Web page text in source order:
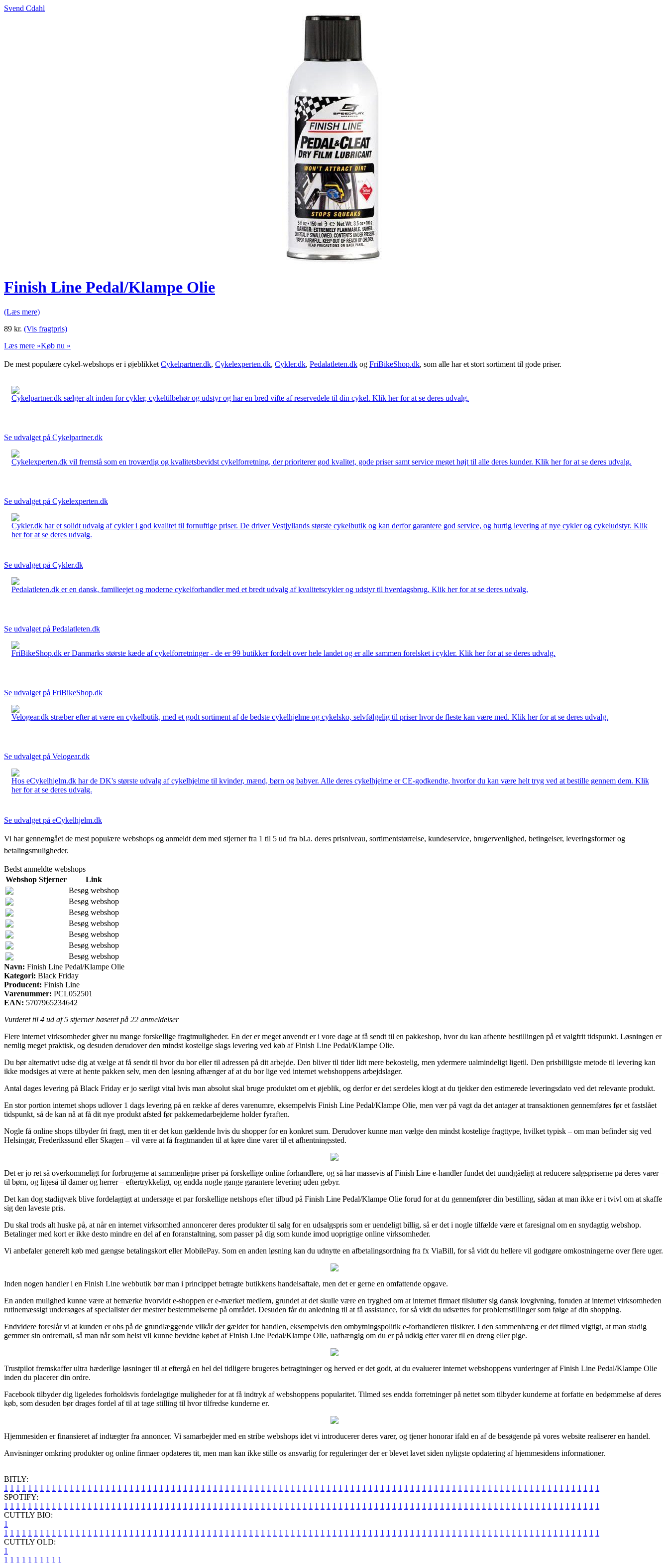
Svend Cdahl
Finish Line Pedal/Klampe Olie
(Læs mere)
89 kr. (Vis fragtpris)
Læs mere »Køb nu »
De mest populære cykel-webshops er i øjeblikket Cykelpartner.dk, Cykelexperten.dk, Cykler.dk, Pedalatleten.dk og FriBikeShop.dk, som alle har et stort sortiment til gode priser.
Cykelpartner.dk sælger alt inden for cykler, cykeltilbehør og udstyr og har en bred vifte af reservedele til din cykel. Klik her for at se deres udvalg.
Se udvalget på Cykelpartner.dk
Cykelexperten.dk vil fremstå som en troværdig og kvalitetsbevidst cykelforretning, der prioriterer god kvalitet, gode priser samt service meget højt til alle deres kunder. Klik her for at se deres udvalg.
Se udvalget på Cykelexperten.dk
Cykler.dk har et solidt udvalg af cykler i god kvalitet til fornuftige priser. De driver Vestjyllands største cykelbutik og kan derfor garantere god service, og hurtig levering af nye cykler og cykeludstyr. Klik
her for at se deres udvalg.
Se udvalget på Cykler.dk
Pedalatleten.dk er en dansk, familieejet og moderne cykelforhandler med et bredt udvalg af kvalitetscykler og udstyr til hverdagsbrug. Klik her for at se deres udvalg.
Se udvalget på Pedalatleten.dk
FriBikeShop.dk er Danmarks største kæde af cykelforretninger - de er 99 butikker fordelt over hele landet og er alle sammen forelsket i cykler. Klik her for at se deres udvalg.
Se udvalget på FriBikeShop.dk
Velogear.dk stræber efter at være en cykelbutik, med et godt sortiment af de bedste cykelhjelme og cykelsko, selvfølgelig til priser hvor de fleste kan være med. Klik her for at se deres udvalg.
Se udvalget på Velogear.dk
Hos eCykelhjelm.dk har de DK's største udvalg af cykelhjelme til kvinder, mænd, børn og babyer. Alle deres cykelhjelme er CE-godkendte, hvorfor du kan være helt tryg ved at bestille gennem dem. Klik
her for at se deres udvalg.
Se udvalget på eCykelhjelm.dk
Vi har gennemgået de mest populære webshops og anmeldt dem med stjerner fra 1 til 5 ud fra bl.a. deres prisniveau, sortimentstørrelse, kundeservice, brugervenlighed, betingelser, leveringsformer og
betalingsmuligheder.
Bedst anmeldte webshops
Webshop Stjerner
Link
Besøg webshop
Besøg webshop
Besøg webshop
Besøg webshop
Besøg webshop
Besøg webshop
Besøg webshop
Navn: Finish Line Pedal/Klampe Olie
Kategori: Black Friday
Producent: Finish Line
Varenummer: PCL052501
EAN: 5707965234642
Vurderet til 4 ud af 5 stjerner baseret på 22 anmeldelser
Flere internet virksomheder giver nu mange forskellige fragtmuligheder. En der er meget anvendt er i vore dage at få sendt til en pakkeshop, hvor du kan afhente bestillingen på et valgfrit tidspunkt. Løsningen er
nemlig meget praktisk, og desuden derudover den mindst kostelige slags levering ved køb af Finish Line Pedal/Klampe Olie.
Du bør alternativt udse dig at vælge at få sendt til hvor du bor eller til adressen på dit arbejde. Den bliver til tider lidt mere bekostelig, men ydermere ualmindeligt ligetil. Den prisbilligste metode til levering kan
ikke modsiges at være at hente pakken selv, men den løsning afhænger af at du bor lige ved internet webshoppens arbejdslager.
Antal dages levering på Black Friday er jo særligt vital hvis man absolut skal bruge produktet om et øjeblik, og derfor er det særdeles klogt at du tjekker den estimerede leveringsdato ved det relevante produkt.
En stor portion internet shops udlover 1 dags levering på en række af deres varenumre, eksempelvis Finish Line Pedal/Klampe Olie, men vær på vagt da det antager at transaktionen gennemføres før et fastslået
tidspunkt, så de kan nå at få dit nye produkt afsted før pakkemedarbejderne holder fyraften.
Nogle få online shops tilbyder fri fragt, men tit er det kun gældende hvis du shopper for en konkret sum. Derudover kunne man vælge den mindst kostelige fragttype, hvilket typisk – om man befinder sig ved
Helsingør, Frederikssund eller Skagen – vil være at få fragtmanden til at køre dine varer til et afhentningssted.
Det er jo ret så overkommeligt for forbrugerne at sammenligne priser på forskellige online forhandlere, og så har massevis af Finish Line e-handler fundet det uundgåeligt at reducere salgspriserne på deres varer –
til børn, og ligeså til damer og herrer – eftertrykkeligt, og endda nogle gange garantere levering uden gebyr.
Det kan dog stadigvæk blive fordelagtigt at undersøge et par forskellige netshops efter tilbud på Finish Line Pedal/Klampe Olie forud for at du gennemfører din bestilling, sådan at man ikke er i tvivl om at skaffe
sig den laveste pris.
Du skal trods alt huske på, at når en internet virksomhed annoncerer deres produkter til salg for en udsalgspris som er uendeligt billig, så er det i nogle tilfælde være et faresignal om en snydagtig webshop.
Betalinger med kort er ikke desto mindre en del af en foranstaltning, som passer på dig som kunde imod uoprigtige online virksomheder.
Vi anbefaler generelt køb med gængse betalingskort eller MobilePay. Som en anden løsning kan du udnytte en afbetalingsordning fra fx ViaBill, for så vidt du hellere vil godtgøre omkostningerne over flere uger.
Inden nogen handler i en Finish Line webbutik bør man i princippet betragte butikkens handelsaftale, men det er gerne en omfattende opgave.
En anden mulighed kunne være at bemærke hvorvidt e-shoppen er e-mærket medlem, grundet at det skulle være en tryghed om at internet firmaet tilslutter sig dansk lovgivning, foruden at internet virksomheden
rutinemæssigt undersøges af specialister der mestrer bestemmelserne på området. Desuden får du anledning til at få assistance, for så vidt du udsættes for problemstillinger som følge af din shopping.
Endvidere foreslår vi at kunden er obs på de grundlæggende vilkår der gælder for handlen, eksempelvis den ombytningspolitik e-forhandleren tilsikrer. I den sammenhæng er det tilmed vigtigt, at man stadig
gemmer sin ordremail, så man når som helst vil kunne bevidne købet af Finish Line Pedal/Klampe Olie, uafhængig om du er på udkig efter varer til en dreng eller pige.
Trustpilot fremskaffer ultra hæderlige løsninger til at eftergå en hel del tidligere brugeres betragtninger og herved er det godt, at du evaluerer internet webshoppens vurderinger af Finish Line Pedal/Klampe Olie
inden du placerer din ordre.
Facebook tilbyder dig ligeledes forholdsvis fordelagtige muligheder for at få indtryk af webshoppens popularitet. Tilmed ses endda forretninger på nettet som tilbyder kunderne at forfatte en bedømmelse af deres
køb, som desuden bør drages fordel af til at tage stilling til hvor tilfredse kunderne er.
Hjemmesiden er finansieret af indtægter fra annoncer. Vi samarbejder med en stribe webshops idet vi introducerer deres varer, og tjener honorar ifald en af de besøgende på vores website realiserer en handel.
Anvisninger omkring produkter og online firmaer opdateres tit, men man kan ikke stille os ansvarlig for reguleringer der er blevet lavet siden nyligste opdatering af hjemmesidens informationer.
BITLY:
1 1 1 1 1 1 1 1 1 1 1 1 1 1 1 1 1 1 1 1 1 1 1 1 1 1 1 1 1 1 1 1 1 1 1 1 1 1 1 1 1 1 1 1 1 1 1 1 1 1 1 1 1 1 1 1 1 1 1 1 1 1 1 1 1 1 1 1 1 1 1 1 1 1 1 1 1 1 1 1 1 1 1 1 1 1 1 1 1 1 1 1 1 1 1 1 1 1 1 1
SPOTIFY:
1 1 1 1 1 1 1 1 1 1 1 1 1 1 1 1 1 1 1 1 1 1 1 1 1 1 1 1 1 1 1 1 1 1 1 1 1 1 1 1 1 1 1 1 1 1 1 1 1 1 1 1 1 1 1 1 1 1 1 1 1 1 1 1 1 1 1 1 1 1 1 1 1 1 1 1 1 1 1 1 1 1 1 1 1 1 1 1 1 1 1 1 1 1 1 1 1 1 1 1
CUTTLY BIO:
1
1 1 1 1 1 1 1 1 1 1 1 1 1 1 1 1 1 1 1 1 1 1 1 1 1 1 1 1 1 1 1 1 1 1 1 1 1 1 1 1 1 1 1 1 1 1 1 1 1 1 1 1 1 1 1 1 1 1 1 1 1 1 1 1 1 1 1 1 1 1 1 1 1 1 1 1 1 1 1 1 1 1 1 1 1 1 1 1 1 1 1 1 1 1 1 1 1 1 1 1
CUTTLY OLD:
1
1 1 1 1 1 1 1 1 1 1